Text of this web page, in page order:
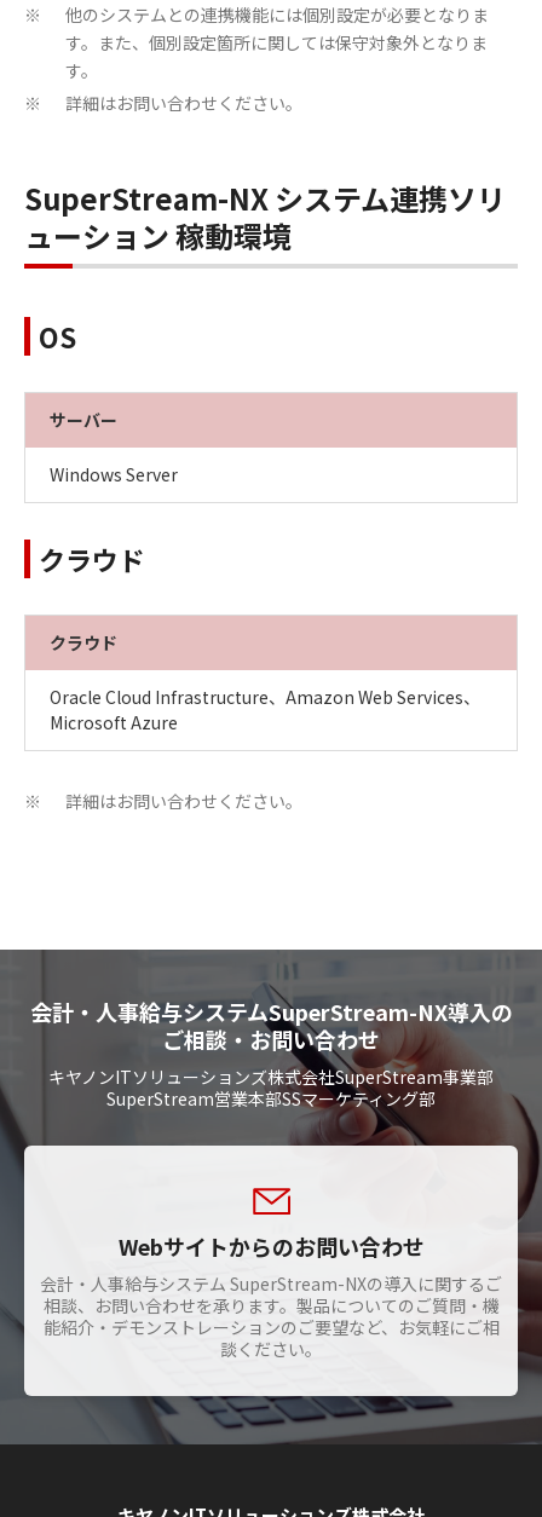
※
他のシステムとの連携機能には個別設定が必要となりま
す。また、個別設定箇所に関しては保守対象外となりま
す。
※ 詳細はお問い合わせください。
SuperStream-NX システム連携ソリ
ューション 稼動環境
OS
サーバー
Windows Server
クラウド
クラウド
Oracle Cloud Infrastructure、Amazon Web Services、
Microsoft Azure
※ 詳細はお問い合わせください。
会計・人事給与システムSuperStream-NX導入の
ご相談・お問い合わせ
キヤノンITソリューションズ株式会社SuperStream事業部
SuperStream営業本部SSマーケティング部
Webサイトからのお問い合わせ
会計・人事給与システム SuperStream-NXの導入に関するご
相談、お問い合わせを承ります。製品についてのご質問・機
能紹介・デモンストレーションのご要望など、お気軽にご相
談ください。